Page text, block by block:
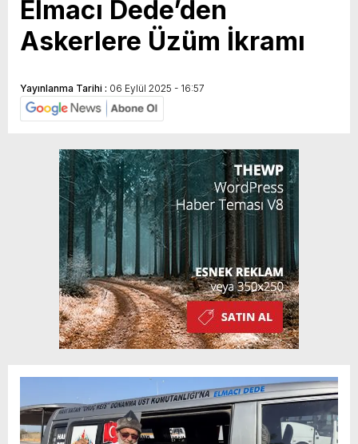
Elmacı Dede’den
Askerlere Üzüm İkramı
Yayınlanma Tarihi : 06 Eylül 2025 - 16:57